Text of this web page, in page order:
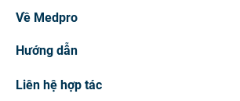
Về Medpro
Hướng dẫn
Liên hệ hợp tác